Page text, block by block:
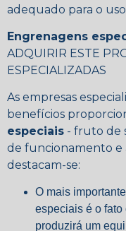
adequado para o
Engrenagens
ADQUIRIR ESTE
ESPECIALIZADAS
As empresas
benefícios
especiais - fruto de
de funcionamento e
destacam-se:
O mais
especiais é o
produzirá um